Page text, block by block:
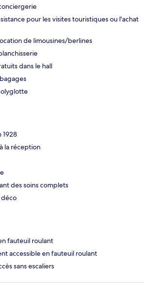
pour les visites touristiques ou l'achat
de limousines/berlines
dans le hall
1928
la réception
des soins complets
déco
fauteuil roulant
accessible en fauteuil roulant
sans escaliers